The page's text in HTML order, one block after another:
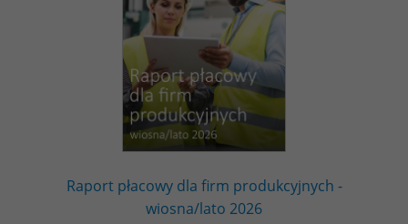
Raport płacowy dla firm produkcyjnych -
wiosna/lato 2026